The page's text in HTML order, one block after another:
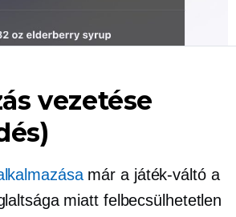
vezetése
már a játék-váltóa
miatt felbecsülhetetlen